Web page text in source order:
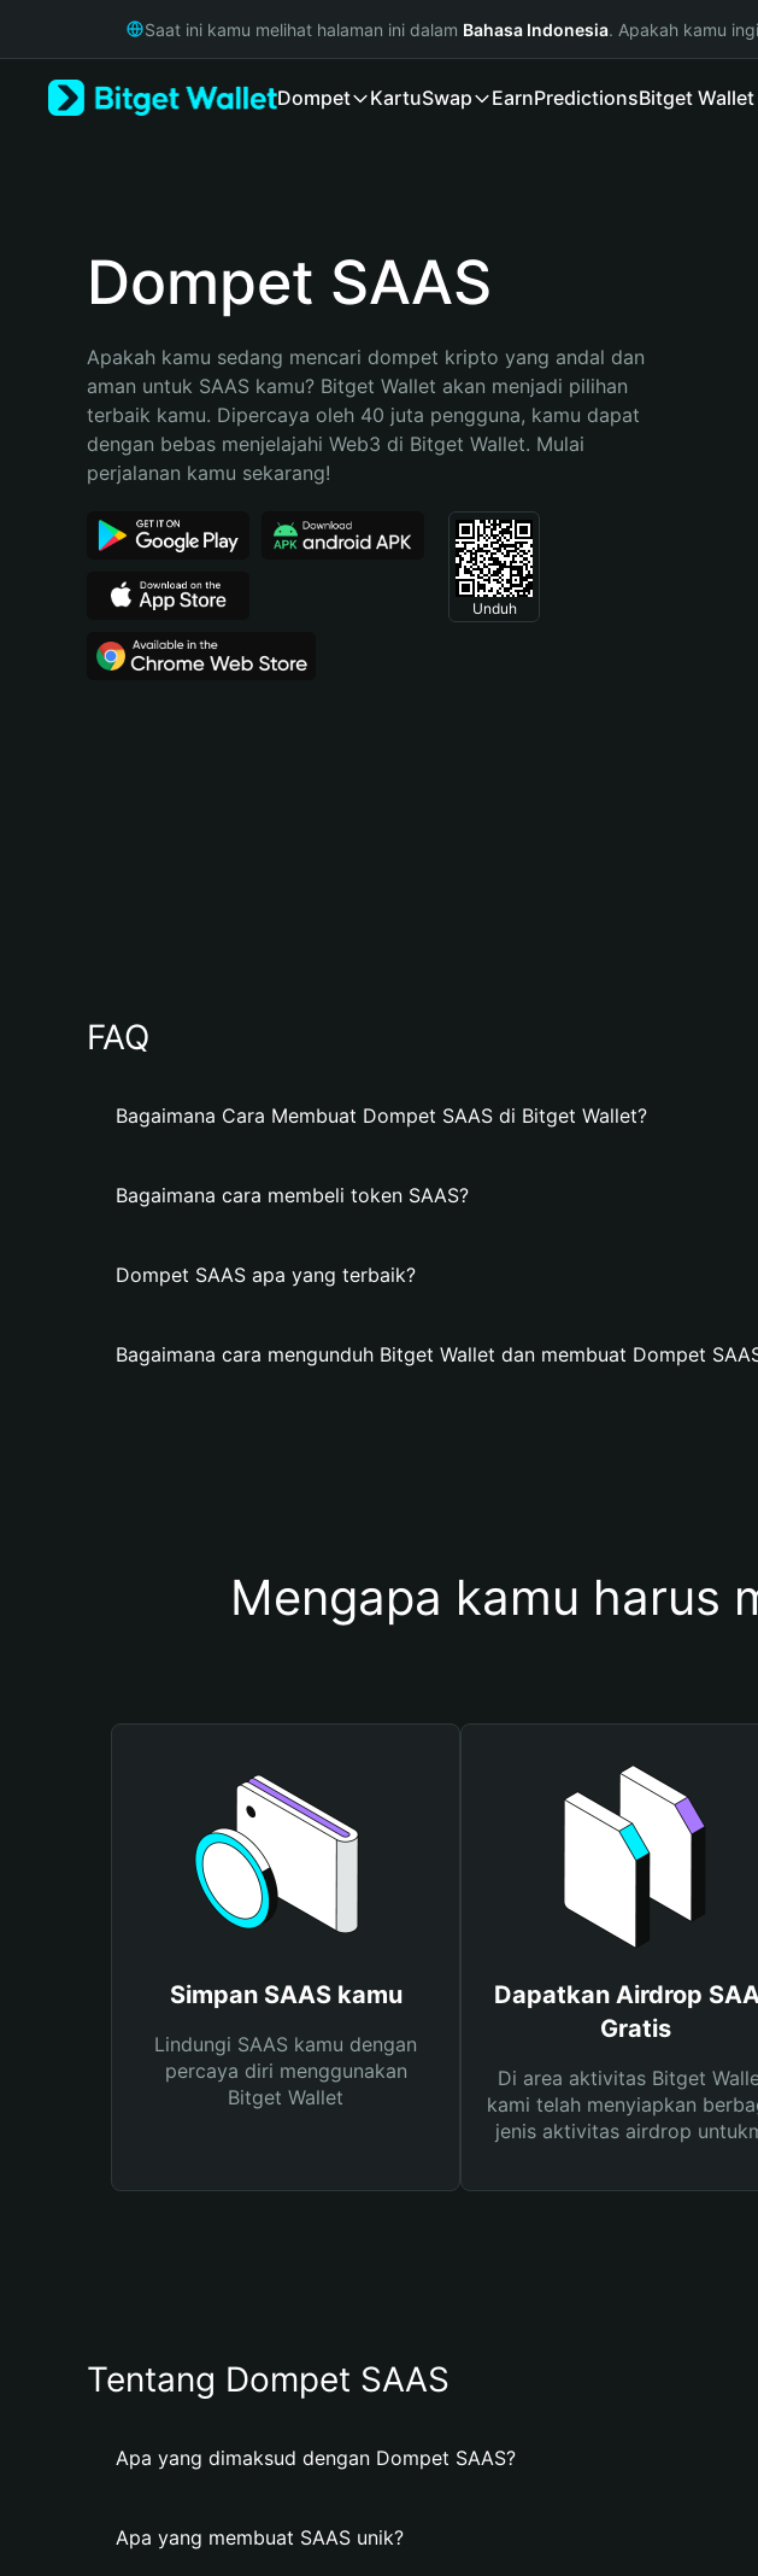
Русский
Bahasa Indonesia
Español (Argentina)
Saat ini kamu melihat halaman ini dalam Bahasa Indonesia. Apakah kamu
Dompet KartuSwap EarnPredictionsBitget Wallet
Dompet SAAS
Apakah kamu sedang mencari dompet kripto yang andal dan
aman untuk SAAS kamu? Bitget Wallet akan menjadi pilihan
terbaik kamu. Dipercaya oleh 40 juta pengguna, kamu dapat
dengan bebas menjelajahi Web3 di Bitget Wallet. Mulai
perjalanan kamu sekarang!
Unduh
FAQ
Bagaimana Cara Membuat Dompet SAAS di Bitget Wallet?
Bagaimana cara membeli token SAAS?
Dompet SAAS apa yang terbaik?
Bagaimana cara mengunduh Bitget Wallet dan membuat Dompet
Mengapa kamu harus
Simpan SAAS kamu
Lindungi SAAS kamu dengan
percaya diri menggunakan
Bitget Wallet
Dapatkan Airdrop
Gratis
Di area aktivitas Bitget
kami telah menyiapkan
jenis aktivitas airdrop
Tentang Dompet SAAS
Apa yang dimaksud dengan Dompet SAAS?
Apa yang membuat SAAS unik?